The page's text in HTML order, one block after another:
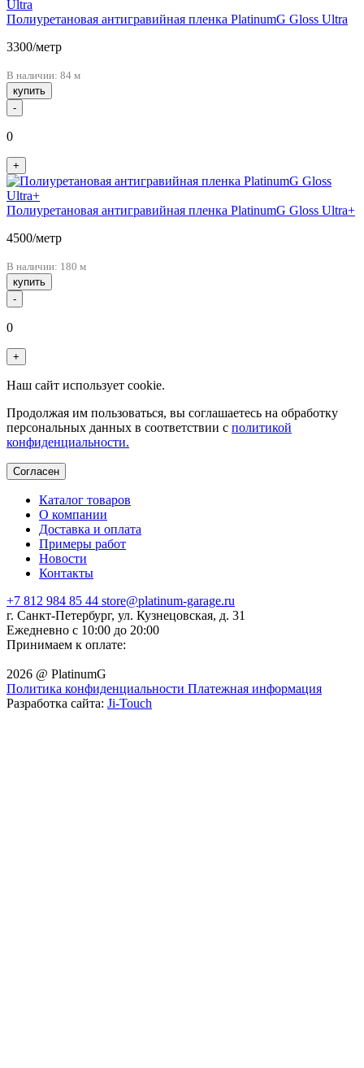
Полиуретановая антигравийная пленка PlatinumG Gloss Ultra
3300/метр
В наличии: 84 м
купить
-
0
+
Полиуретановая антигравийная пленка PlatinumG Gloss Ultra+
4500/метр
В наличии: 180 м
купить
-
0
+
Наш сайт использует cookie.
Продолжая им пользоваться, вы соглашаетесь на обработку
персональных данных в соответствии с политикой
конфиденциальности.
Согласен
Каталог товаров
О компании
Доставка и оплата
Примеры работ
Новости
Контакты
+7 812 984 85 44 store@platinum-garage.ru
г. Санкт-Петербург, ул. Кузнецовская, д. 31
Ежедневно с 10:00 до 20:00
Принимаем к оплате:
2026 @ PlatinumG
Политика конфиденциальности Платежная информация
Разработка сайта: Ji-Touch